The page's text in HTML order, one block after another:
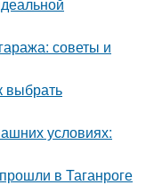
советы и
выбрать
условиях:
в Таганроге